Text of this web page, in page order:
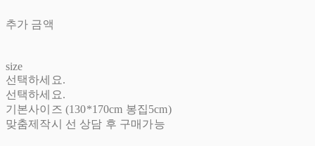
추가 금액
size
선택하세요.
선택하세요.
기본사이즈 (130*170cm 봉집5cm)
맞춤제작시 선 상담 후 구매가능